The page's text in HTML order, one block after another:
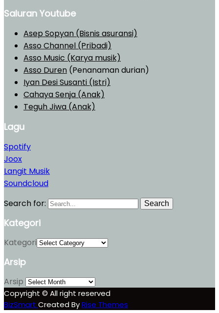
Saluran Youtube
Asep Sopyan (Bisnis asuransi)
Asso Channel (Pribadi)
Asso Music (Karya musik)
Asso Duren (Penanaman durian)
Iyan Desi Susanti (Istri)
Cahaya Senja (Anak)
Teguh Jiwa (Anak)
Lagu
Spotify
Joox
Langit Musik
Soundcloud
Search for:
Search
Kategori
Kategori
Arsip
Arsip
Copyright © All right reserved
BizSmart Created ByRise Themes